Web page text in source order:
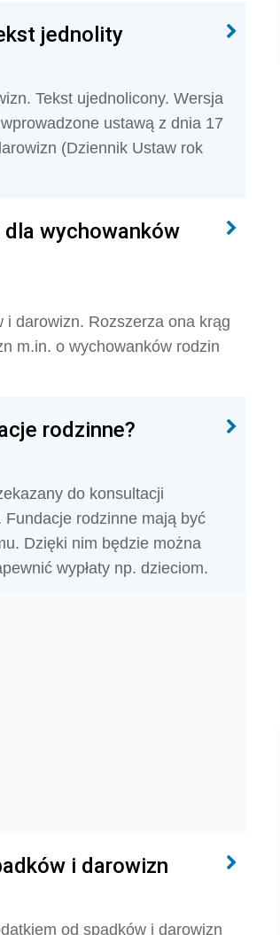
jednolity
Tekst ujednolicony. Wersja
ustawą z dnia 17
(Dziennik Ustaw rok
wychowanków
i darowizn. Rozszerza ona krąg
m.in. o wychowanków rodzin
rodzinne?
do konsultacji
Fundacje rodzinne mają być
Dzięki nim będzie można
wypłaty np. dzieciom.
i darowizn
od spadków i darowizn